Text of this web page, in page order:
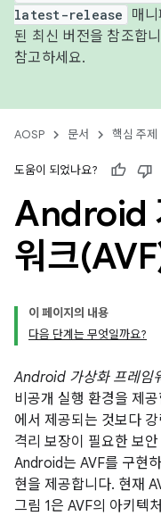
latest-release
매
된 최신 버전을 참조합
참고하세요.
AOSP 문서 핵심 주제
도움이 되었나요?
Android
워크
이 페이지의 내용
다음 단계는 무엇일까요?
Android 가상화 프레임
비공개 실행 환경을 제
에서 제공되는 것보다
격리 보장이 필요한 보
Android는 AVF를 구현
현을 제공합니다. 현재
그림 1은 AVF의 아키텍